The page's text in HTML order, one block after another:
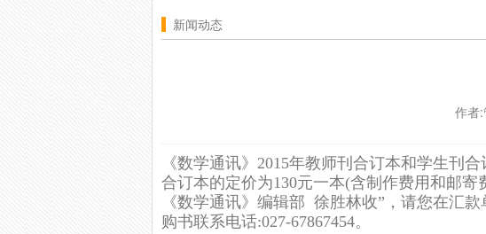
新闻动态
作者
《数学通讯》2015年教师刊合订本和学生刊
合订本的定价为130元一本(含制作费用和邮
《数学通讯》编辑部 徐胜林收”，请您在汇
购书联系电话:027-67867454。